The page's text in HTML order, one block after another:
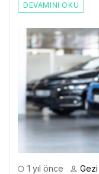
DEVAMINI OKU
1 yıl önce